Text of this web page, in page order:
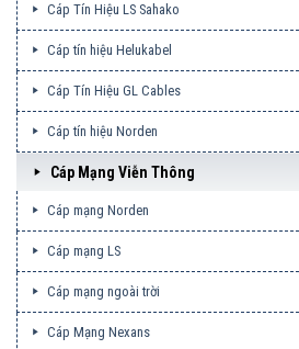
Cáp Tín Hiệu LS Sahako
Cáp tín hiệu Helukabel
Cáp Tín Hiệu GL Cables
Cáp tín hiệu Norden
Cáp Mạng Viễn Thông
Cáp mạng Norden
Cáp mạng LS
Cáp mạng ngoài trời
Cáp Mạng Nexans